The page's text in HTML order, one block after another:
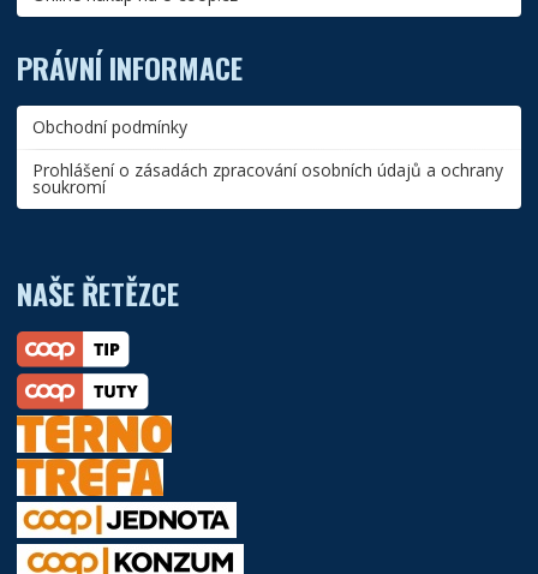
PRÁVNÍ INFORMACE
Obchodní podmínky
Prohlášení o zásadách zpracování osobních údajů a ochrany
soukromí
NAŠE ŘETĚZCE